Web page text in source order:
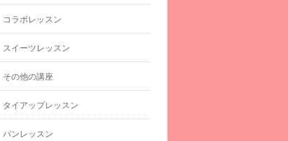
コラボレッスン
スイーツレッスン
その他の講座
タイアップレッスン
パンレッスン